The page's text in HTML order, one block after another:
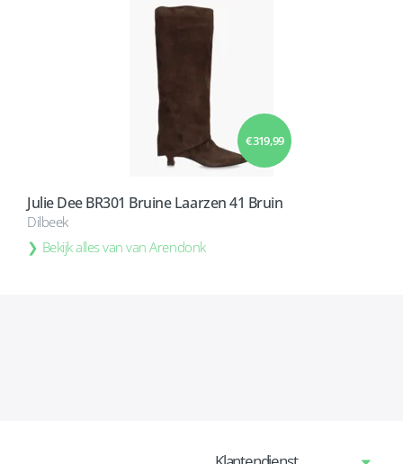
€ 319,99
Julie Dee BR301 Bruine Laarzen 41 Bruin
Dilbeek
Bekijk alles van van Arendonk